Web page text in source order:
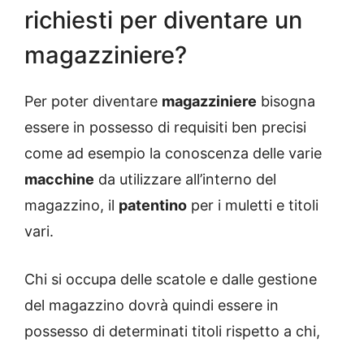
richiesti per diventare un
magazziniere?
Per poter diventare magazziniere bisogna
essere in possesso di requisiti ben precisi
come ad esempio la conoscenza delle varie
macchine da utilizzare all’interno del
magazzino, il patentino per i muletti e titoli
vari.
Chi si occupa delle scatole e dalle gestione
del magazzino dovrà quindi essere in
possesso di determinati titoli rispetto a chi,